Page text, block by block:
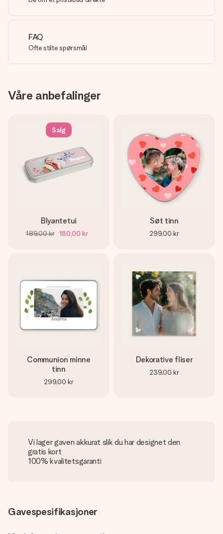
FAQ
Ofte stilte spørsmål
Våre anbefalinger
Salg
Blyantetui
189,00 kr 180,00 kr
Søt tinn
299,00 kr
Communion minne
tinn
299,00 kr
Dekorative fliser
239,00 kr
Vi lager gaven akkurat slik du har designet den
gratis kort
100% kvalitetsgaranti
Gavespesifikasjoner